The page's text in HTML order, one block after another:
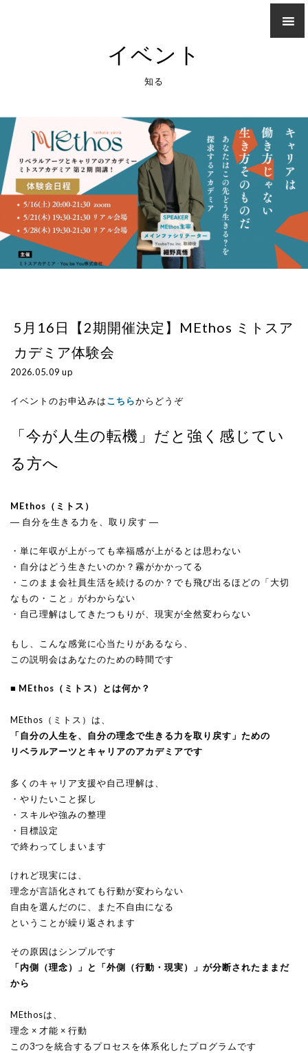
イベント
知る
5月16日【2期開催決定】MEthos ミトスア
カデミア体験会
2026.05.09 up
イベントのお申込みはこちらからどうぞ
「今が人生の転機」だと強く感じてい
る方へ
MEthos（ミトス）
― 自分を生きる力を、取り戻す ―
・単に年収が上がっても幸福感が上がるとは思わない
・自分はどう生きたいのか？霧がかかってる
・このまま会社員生活を続けるのか？でも飛び出るほどの「大切
なもの・こと」がわからない
・自己理解はしてきたつもりが、現実が全然変わらない
もし、こんな感覚に心当たりがあるなら、
この説明会はあなたのための時間です
■ MEthos（ミトス）とは何か？
MEthos（ミトス）は、
「自分の人生を、自分の理念で生きる力を取り戻す」ための
リベラルアーツとキャリアのアカデミアです
多くのキャリア支援や自己理解は、
・やりたいこと探し
・スキルや強みの整理
・目標設定
で終わってしまいます
けれど現実には、
理念が言語化されても行動が変わらない
自由を選んだのに、また不自由になる
ということが繰り返されます
その原因はシンプルです
「内側（理念）」と「外側（行動・現実）」が分断されたままだ
から
MEthosは、
理念 × 才能 × 行動
この3つを統合するプロセスを体系化したプログラムです